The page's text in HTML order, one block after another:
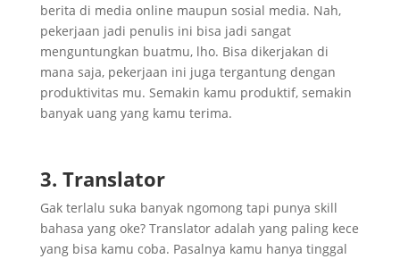
berita di media online maupun sosial media. Nah,
pekerjaan jadi penulis ini bisa jadi sangat
menguntungkan buatmu, lho. Bisa dikerjakan di
mana saja, pekerjaan ini juga tergantung dengan
produktivitas mu. Semakin kamu produktif, semakin
banyak uang yang kamu terima.
3. Translator
Gak terlalu suka banyak ngomong tapi punya skill
bahasa yang oke? Translator adalah yang paling kece
yang bisa kamu coba. Pasalnya kamu hanya tinggal